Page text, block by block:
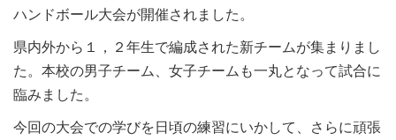
ハンドボール大会が開催されました。
県内外から１，２年生で編成された新チームが集まりまし
た。本校の男子チーム、女子チームも一丸となって試合に
臨みました。
今回の大会での学びを日頃の練習にいかして、さらに頑張